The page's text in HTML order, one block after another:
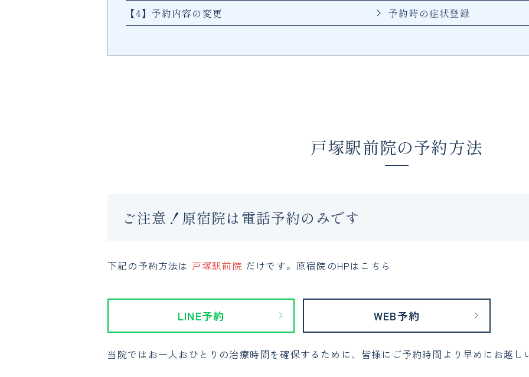
【4】予約内容の変更 予約時の症状登録
戸塚駅前院の予約方法
ご注意！原宿院は電話予約のみです
下記の予約方法は 戸塚駅前院 だけです。原宿院のHPは こちら
LINE予約 WEB予約
当院ではお一人おひとりの治療時間を確保するために、皆様にご予約時間より早めにお越し